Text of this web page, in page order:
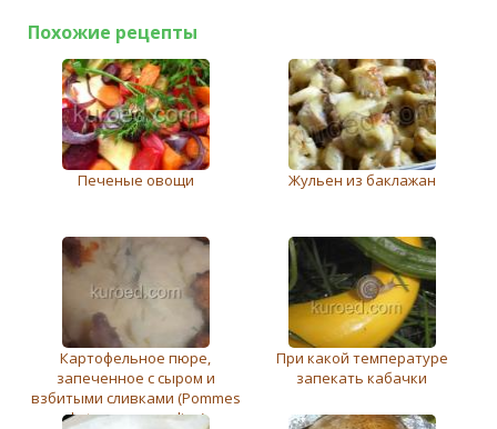
Похожие рецепты
Печеные овощи Жульен из баклажан
Картофельное пюре,
запеченное с сыром и
взбитыми сливками (Pommes
de terre mousseline)
При какой температуре
запекать кабачки